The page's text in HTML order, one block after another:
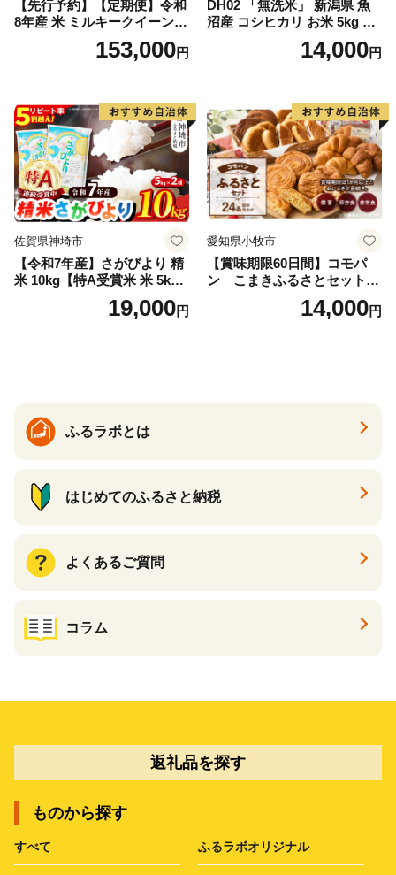
【先行予約】【定期便】令和
8年産 米 ミルキークイーン
白米 45kg (5kg×9回) | ミルキ
ークイーン 米5kg 福島 福島
福島県 南相馬市 cu006-ae
153,000円
DH02 「無洗米」 新潟県 魚
沼産 コシヒカリ お米 5kg こ
しひかり 精米 米（お米の美
味しい炊き方ガイド付き）
14,000円
佐賀県神埼市
【令和7年産】さがびより 精
米 10kg【特A受賞米 米 5kg×
2袋 お米 コメ こめ 国産 美味
しい ブランド米 人気 ランキ
19,000円
愛知県小牧市
【賞味期限60日間】コモパ
ン こまきふるさとセット
（24個入り）／災害用備蓄
保存食 非常食 防災グッズに
14,000円
ふるラボとは
はじめてのふるさと納税
よくあるご質問
コラム
返礼品を探す
ものから探す
すべて ふるラボオリジナル